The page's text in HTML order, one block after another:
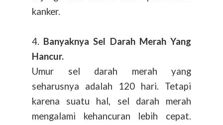
kanker.
4. Banyaknya Sel Darah Merah Yang
Hancur.
Umur sel darah merah yang
seharusnya adalah 120 hari. Tetapi
karena suatu hal, sel darah merah
mengalami kehancuran lebih cepat.